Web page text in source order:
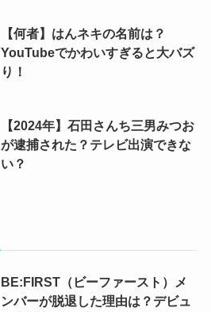
【何者】はんネキの名前は？
YouTubeでかわいすぎると大バズ
り！
【2024年】石田さんち三男みつお
が逮捕された？テレビ出演できな
い？
BE:FIRST（ビーファースト）メ
ンバーが脱退した理由は？デビュ